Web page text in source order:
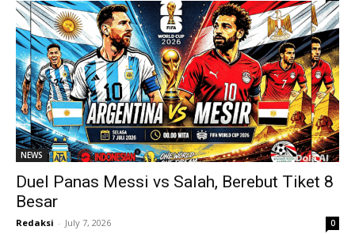
NEWS
Duel Panas Messi vs Salah, Berebut Tiket 8
Besar
Redaksi - July 7, 2026 0